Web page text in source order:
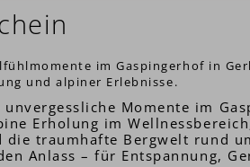
im Gaspingerhof in
und alpiner Erlebnisse.
unvergessliche Momente im
Erholung im
die traumhafte Bergwelt rund
Anlass – für Entspannung,